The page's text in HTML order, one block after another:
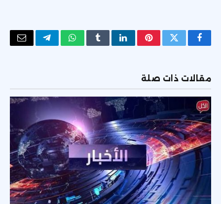
فيسبوكتويتر بينتيريستلينكدإنTumblrواتسابتيلقرامالبريد
مقالات ذات صلة